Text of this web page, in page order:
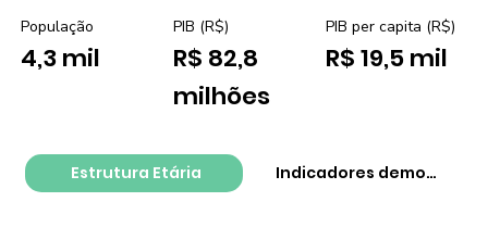
Estrutura Etária Indicadores
População
4,3 mil
PIB (R$)
R$ 82,8
milhões
PIB per capita (R$)
R$ 19,5 mil